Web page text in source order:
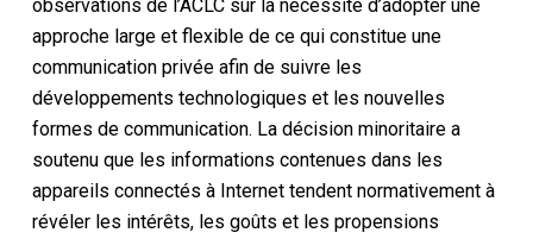
observations de l’ACLC sur la nécessité d’adopter une
approche large et flexible de ce qui constitue une
communication privée afin de suivre les
développements technologiques et les nouvelles
formes de communication. La décision minoritaire a
soutenu que les informations contenues dans les
appareils connectés à Internet tendent normativement à
révéler les intérêts, les goûts et les propensions